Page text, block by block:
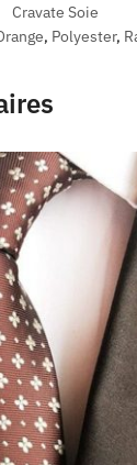
Cravate Soie
, Polyester,